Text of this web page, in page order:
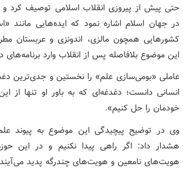
حتی پیش از پیروزی انقلاب اسلامی توصیف کرد
در جهان اسلام اشاره نمود که ایده‌هایی مانند
کشورهایی همچون مالزی، اندونزی و عربستان
این موضوع بلافاصله پس از انقلاب وارد
عاملی «بومی‌سازی علم» را نخستین و جدی‌ترین
انسانی دانست؛ دغدغه‌ای که به باور او تنها از
خودمان را حل کنیم».
وی در توضیح پیچیدگی این موضوع به پیوند
هشدار داد: اگر راهی پیدا نکنیم و در این
هویت‌های نامعین و هویت‌های چندرگه پدید